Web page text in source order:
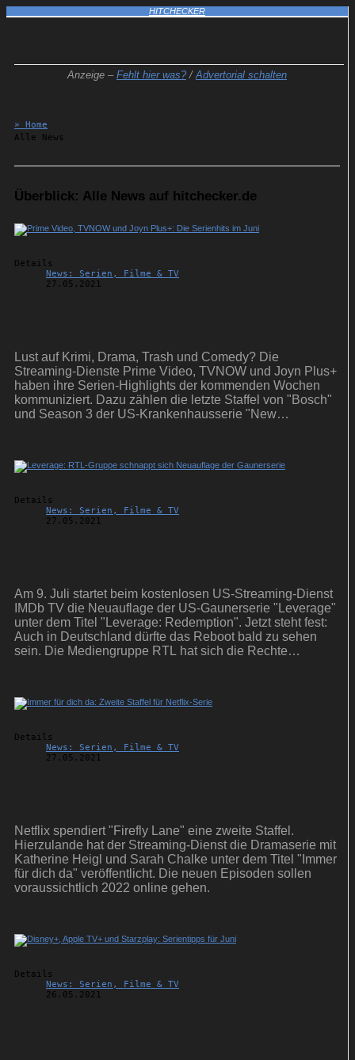
HITCHECKER
Anzeige – Fehlt hier was? /Advertorial schalten
» Home
Alle News
Überblick: Alle News auf hitchecker.de
Details
News: Serien, Filme & TV
27.05.2021
Lust auf Krimi, Drama, Trash und Comedy? Die
Streaming-Dienste Prime Video, TVNOW und Joyn Plus+
haben ihre Serien-Highlights der kommenden Wochen
kommuniziert. Dazu zählen die letzte Staffel von "Bosch"
und Season 3 der US-Krankenhausserie "New
Details
News: Serien, Filme & TV
27.05.2021
Am 9. Juli startet beim kostenlosen US-Streaming-Dienst
IMDb TV die Neuauflage der US-Gaunerserie "Leverage"
unter dem Titel "Leverage: Redemption". Jetzt steht fest:
Auch in Deutschland dürfte das Reboot bald zu sehen
sein. Die Mediengruppe RTL hat sich die Rechte
Details
News: Serien, Filme & TV
27.05.2021
Netflix spendiert "Firefly Lane" eine zweite Staffel.
Hierzulande hat der Streaming-Dienst die Dramaserie mit
Katherine Heigl und Sarah Chalke unter dem Titel "Immer
für dich da" veröffentlicht. Die neuen Episoden sollen
voraussichtlich 2022 online gehen.
Details
News: Serien, Filme & TV
26.05.2021